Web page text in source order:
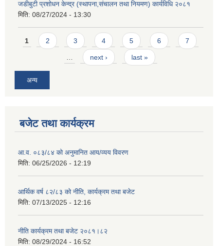
जडीबुटी प्रशोधन केन्द्र (स्थापना,संचालन तथा नियमण) कार्यविधि २०८१
मिति: 08/27/2024 - 13:30
Pages
1 2 3 4 5 6 7
… next › last »
अन्य
बजेट तथा कार्यक्रम
आ.व. ०८३/८४ को अनुमानित आय/व्यय विवरण
मिति: 06/25/2026 - 12:19
आर्थिक वर्ष ८२/८३ को नीति, कार्यक्रम तथा बजेट
मिति: 07/13/2025 - 12:16
नीति कार्यक्रम तथा बजेट २०८१।८२
मिति: 08/29/2024 - 16:52